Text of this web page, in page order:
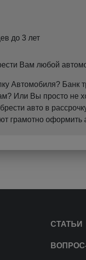
до 3 лет
Вам любой
Автомобиля?
Или Вы просто не
авто в
грамотно оформить
СТАТЬИ